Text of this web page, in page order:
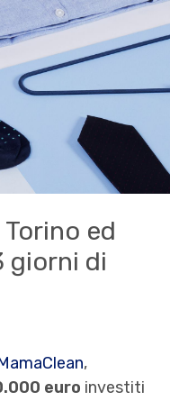
ed
giorni di
,
euro investiti